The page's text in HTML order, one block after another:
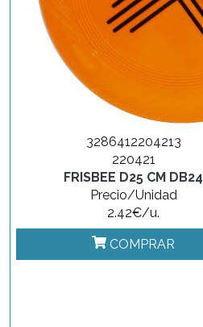
3286412204213
220421
FRISBEE D25 CM DB24
Precio/Unidad
2.42€/u.
COMPRAR